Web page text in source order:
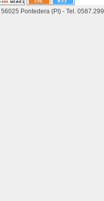
Pontedera (PI) - Tel.